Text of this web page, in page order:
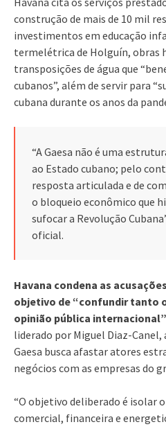
construção de mais de 10 mil
investimentos em educação
termelétrica de Holguín, obras
transposições de água que
cubanos”, além de servir para
cubana durante os anos da
“A Gaesa não é uma
ao Estado cubano; pelo
resposta articulada e de
o bloqueio econômico que
sufocar a Revolução
oficial.
Havana condena as
objetivo de “confundir tanto
opinião pública internacional”
liderado por Miguel Diaz-
Gaesa busca afastar atores
negócios com as empresas do
“O objetivo deliberado é isolar
comercial, financeira e